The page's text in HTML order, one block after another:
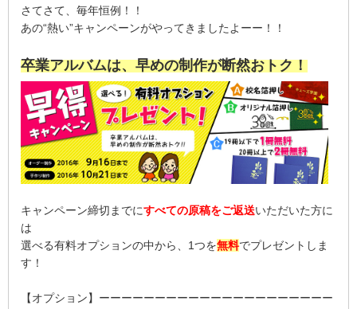
さてさて、毎年恒例！！
あの“熱い”キャンペーンがやってきましたよーー！！
卒業アルバムは、早めの制作が断然おトク！
キャンペーン締切までにすべての原稿をご返送いただいた方に
は
選べる有料オプションの中から、1つを無料でプレゼントしま
す！
【オプション】ーーーーーーーーーーーーーーーーーーーーー